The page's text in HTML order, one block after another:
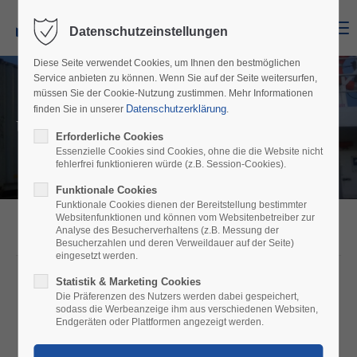
Unsere Leistungen
UNSERE LEISTUNGEN
Datenschutzeinstellungen
Diese Seite verwendet Cookies, um Ihnen den bestmöglichen
Service anbieten zu können. Wenn Sie auf der Seite weitersurfen,
müssen Sie der Cookie-Nutzung zustimmen. Mehr Informationen
finden Sie in unserer Datenschutzerklärung.
Erforderliche Cookies
Essenzielle Cookies sind Cookies, ohne die die Website nicht
fehlerfrei funktionieren würde (z.B. Session-Cookies).
Funktionale Cookies
Funktionale Cookies dienen der Bereitstellung bestimmter
Websitenfunktionen und können vom Websitenbetreiber zur
Analyse des Besucherverhaltens (z.B. Messung der
Besucherzahlen und deren Verweildauer auf der Seite)
eingesetzt werden.
Statistik & Marketing Cookies
Die Präferenzen des Nutzers werden dabei gespeichert,
sodass die Werbeanzeige ihm aus verschiedenen Websiten,
Endgeräten oder Plattformen angezeigt werden.